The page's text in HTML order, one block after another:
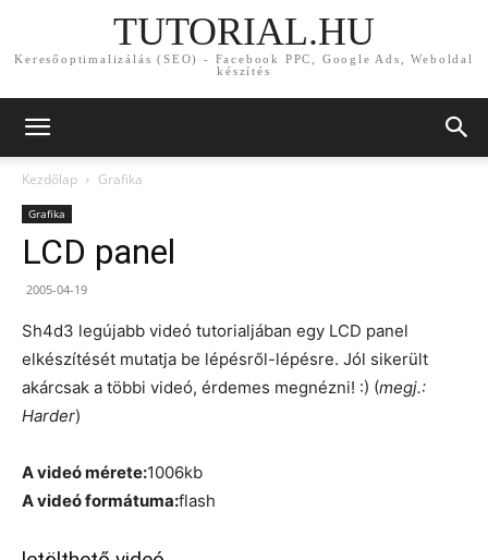
TUTORIAL.HU
Keresőoptimalizálás (SEO) - Facebook PPC, Google Ads, Weboldal
készítés
Kezdőlap Grafika
Grafika
LCD panel
2005-04-19
Sh4d3 legújabb videó tutorialjában egy LCD panel
elkészítését mutatja be lépésről-lépésre. Jól sikerült
akárcsak a többi videó, érdemes megnézni! :) (megj.:
Harder)
A videó mérete:1006kb
A videó formátuma:flash